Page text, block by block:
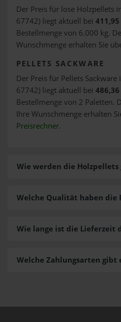
Der Preis für lose Holzpellets
67742) liegt aktuell bei
Bestellmenge von 6.000 kg.
Wunschmenge erhalten Sie
PELLETS SACKWARE
Der Preis für Pellets Sackware
67742) liegt aktuell bei
Bestellmenge von 2 Paletten.
Ihre Wunschmenge erhalten
Preisrechner.
Wie werden die
Welche Zahlungsarten gibt
Welche Qualität haben die
Wie lange ist die Lieferzeit